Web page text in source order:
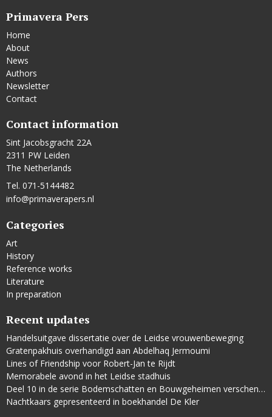
Primavera Pers
Home
About
News
Authors
Newsletter
Contact
Contact information
Sint Jacobsgracht 22A
2311 PW Leiden
The Netherlands
Tel. 071-5144482
info@primaverapers.nl
Categories
Art
History
Reference works
Literature
In preparation
Recent updates
Handelsuitgave dissertatie over de Leidse vrouwenbeweging
Gratenpakhuis overhandigd aan Abdelhaq Jermoumi
Lines of Friendship voor Robert-Jan te Rijdt
Memorabele avond in het Leidse stadhuis
Deel 10 in de serie Bodemschatten en Bouwgeheimen verschenen
Nachtkaars gepresenteerd in boekhandel De Kler